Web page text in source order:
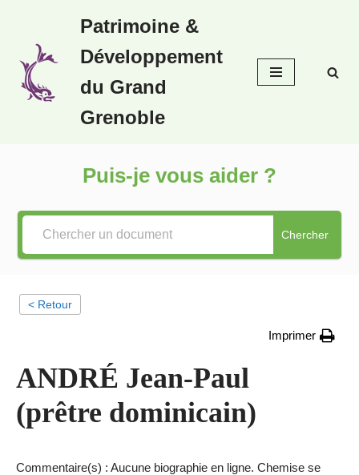
au
contenu
Patrimoine &
Développement
du Grand
Grenoble
Puis-je vous aider ?
Chercher
< Retour
Imprimer
ANDRÉ Jean-Paul
(prêtre dominicain)
Commentaire(s) : Aucune biographie en ligne. Chemise se